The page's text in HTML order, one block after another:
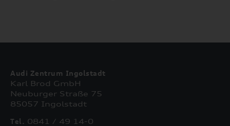
Audi Zentrum Ingolstadt
Karl Brod GmbH
Neuburger Straße 75
85057 Ingolstadt
Tel. 0841 / 49 14-0